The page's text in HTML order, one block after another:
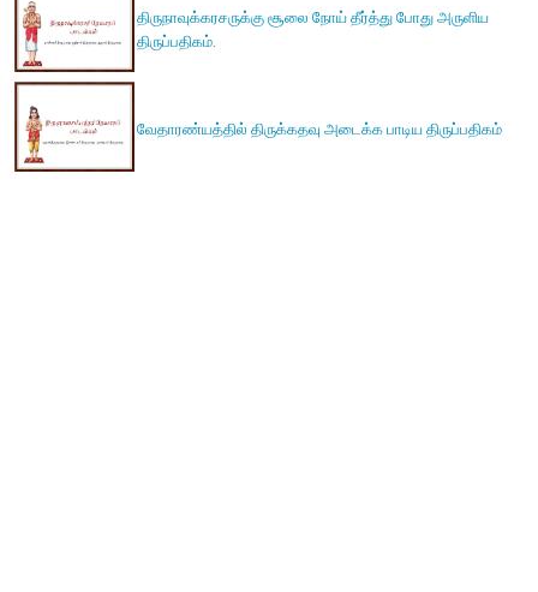
திருநாவுக்கரசருக்கு சூலை நோய் தீர்த்து போது அருளிய
திருப்பதிகம்.
வேதாரண்யத்தில் திருக்கதவு அடைக்க பாடிய திருப்பதிகம்